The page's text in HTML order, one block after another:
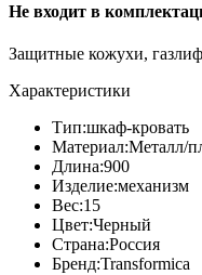
Не входит в
Защитные кожухи,
Характеристики
Тип:шкаф-кровать
Материал:Металл/
Длина:900
Изделие:механизм
Вес:15
Цвет:Черный
Страна:Россия
Бренд:Transformica